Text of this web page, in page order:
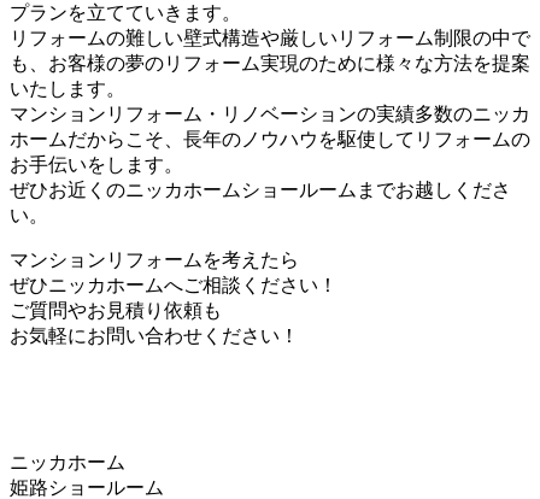
プランを立てていきます。
リフォームの難しい壁式構造や厳しいリフォーム制限の中で
も、お客様の夢のリフォーム実現のために様々な方法を提案
いたします。
マンションリフォーム・リノベーションの実績多数のニッカ
ホームだからこそ、長年のノウハウを駆使してリフォームの
お手伝いをします。
ぜひお近くのニッカホームショールームまでお越しくださ
い。
マンションリフォームを考えたら
ぜひニッカホームへご相談ください！
ご質問やお見積り依頼も
お気軽にお問い合わせください！
ニッカホーム
姫路ショールーム